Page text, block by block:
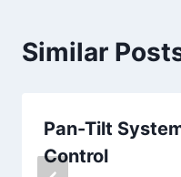
Similar
Pan-Tilt
Control